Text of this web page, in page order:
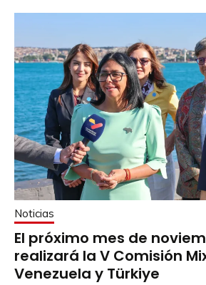
Noticias
El próximo mes de
realizará la V Comisión
Venezuela y Türkiye